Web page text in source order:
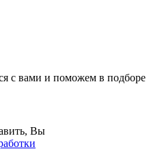
с вами и поможем в подборе
Вы